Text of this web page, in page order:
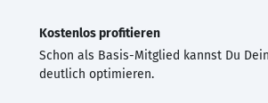
Kostenlos profitieren
Schon als Basis-Mitglied kannst Du
deutlich optimieren.